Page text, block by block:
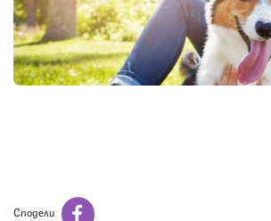
Сподели